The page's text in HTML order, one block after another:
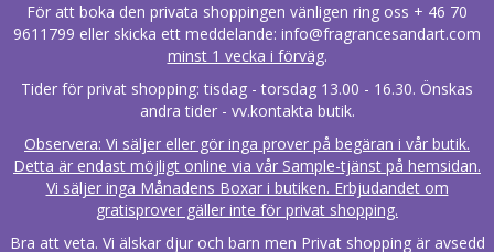
För att boka den privata shoppingen vänligen ring oss + 46 70
9611799 eller skicka ett meddelande: info@fragrancesandart.com
minst 1 vecka i förväg.
Tider för privat shopping: tisdag - torsdag 13.00 - 16.30. Önskas
andra tider - vv.kontakta butik.
Observera: Vi säljer eller gör inga prover på begäran i vår butik.
Detta är endast möjligt online via vår Sample-tjänst på hemsidan.
Vi säljer inga Månadens Boxar i butiken. Erbjudandet om
gratisprover gäller inte för privat shopping.
Bra att veta. Vi älskar djur och barn men Privat shopping är avsedd